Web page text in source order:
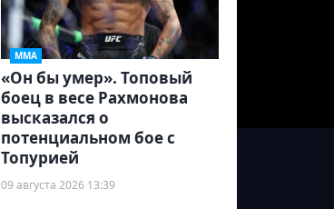
ММА
«Он бы умер». Топовый
боец в весе Рахмонова
высказался о
потенциальном бое с
Топурией
09 августа 2026 13:39